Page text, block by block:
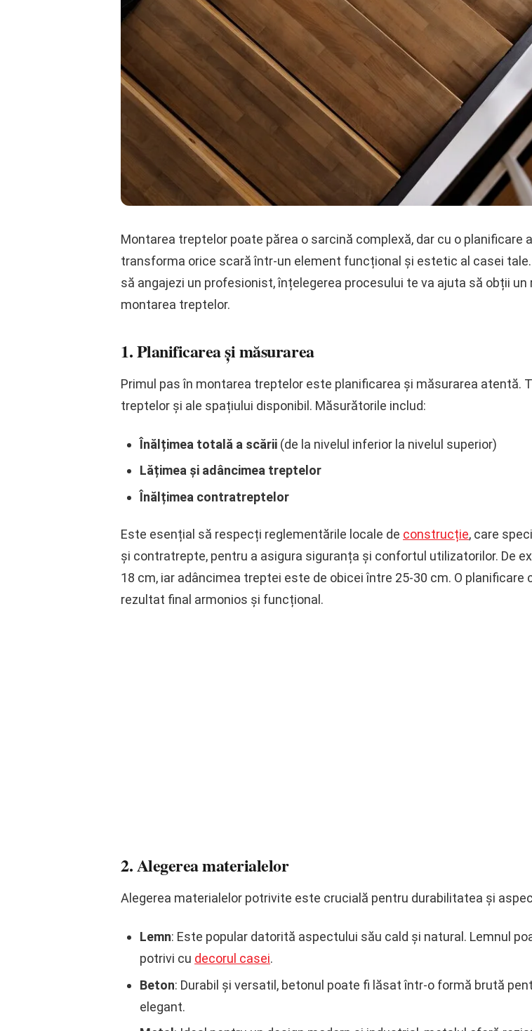
Montarea treptelor poate părea o sarcină complexă, dar cu o
transforma orice scară într-un element funcțional și estetic al casei
să angajezi un profesionist, înțelegerea procesului te va ajuta să obții
montarea treptelor.
1. Planificarea și măsurarea
Primul pas în montarea treptelor este planificarea și măsurarea atentă.
treptelor și ale spațiului disponibil. Măsurătorile includ:
Înălțimea totală a scării (de la nivelul inferior la nivelul superior)
Lățimea și adâncimea treptelor
Înălțimea contratreptelor
Este esențial să respecți reglementările locale de construcție, care
și contratrepte, pentru a asigura siguranța și confortul utilizatorilor. De
18 cm, iar adâncimea treptei este de obicei între 25-30 cm. O
rezultat final armonios și funcțional.
2. Alegerea materialelor
Alegerea materialelor potrivite este crucială pentru durabilitatea și
Lemn: Este popular datorită aspectului său cald și natural. Lemnul
potrivi cu decorul casei.
Beton: Durabil și versatil, betonul poate fi lăsat într-o formă brută
elegant.